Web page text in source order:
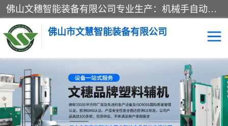
佛山文穗智能装备有限公司专业生产：机械手自动化系列；塑料粉碎机回收系列；塑料混色机系列；温度控制系列：模温机，冷水机；供料输送系列：中央供料系统，欧化/独立式吸料机，分体式吸料机；整机保修一年，易损件除外。
佛山市文慧智能装备有限公司
粉碎回收系列 干燥除湿系列
塑料破碎机 工业冷水机